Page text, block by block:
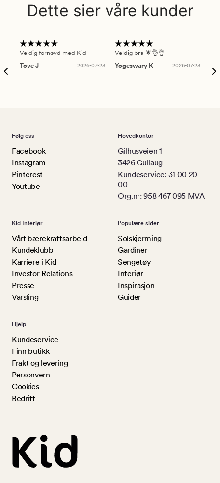
Dette sier våre kunder
Veldig fornøyd med Kid
Tove J
2026-07-23
Veldig bra 🌟👌👌
Yogeswary K
2026-07-23
Følg oss
Facebook
Instagram
Pinterest
Youtube
Hovedkontor
Gilhusveien 1
3426 Gullaug
Kundeservice: 31 00 20
00
Org.nr: 958 467 095 MVA
Kid Interiør
Vårt bærekraftsarbeid
Kundeklubb
Karriere i Kid
Investor Relations
Presse
Varsling
Populære sider
Solskjerming
Gardiner
Sengetøy
Interiør
Inspirasjon
Guider
Hjelp
Kundeservice
Finn butikk
Frakt og levering
Personvern
Cookies
Bedrift